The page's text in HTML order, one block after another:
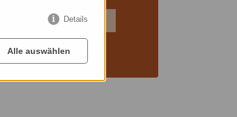
ROUTENPLANER
Details
Alle auswählen